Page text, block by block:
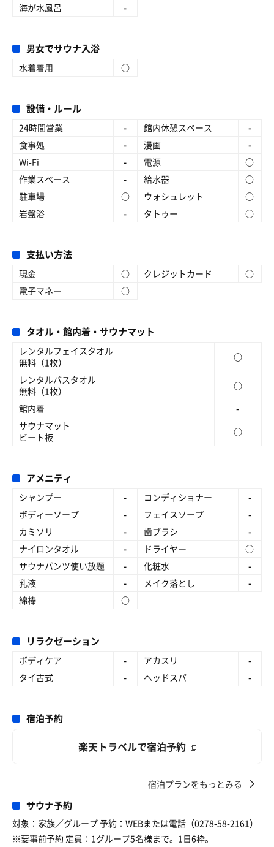
海が水風呂
-
男女でサウナ入浴
水着着用 ○
設備・ルール
24時間営業 - 館内休憩スペース
-
食事処
- 漫画
-
Wi-Fi
- 電源
○
作業スペース
- 給水器
○
駐車場
○ ウォシュレット
○
岩盤浴
- タトゥー ○
支払い方法
現金 ○ クレジットカード
○
電子マネー
○
タオル・館内着・サウナマット
レンタルフェイスタオル
無料（1枚）
○
レンタルバスタオル
無料（1枚）
○
館内着
-
サウナマット
ビート板
○
アメニティ
シャンプー - コンディショナー
-
ボディーソープ
- フェイスソープ
-
カミソリ
- 歯ブラシ
-
ナイロンタオル
- ドライヤー
○
サウナパンツ使い放題
- 化粧水
-
乳液
- メイク落とし
-
綿棒
○
リラクゼーション
ボディケア - アカスリ
-
タイ古式
- ヘッドスパ -
宿泊予約
楽天トラベルで宿泊予約
宿泊プランをもっとみる
サウナ予約
対象：家族／グループ 予約：WEBまたは電話（0278-58-2161）
※要事前予約 定員：1グループ5名様まで。1日6枠。